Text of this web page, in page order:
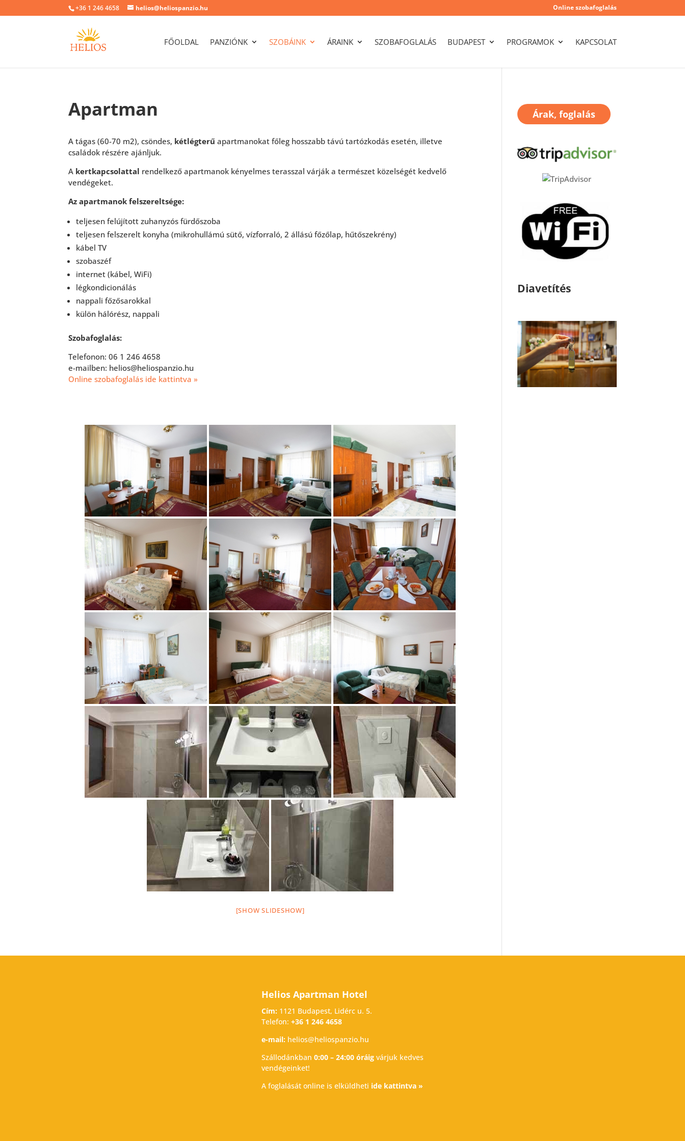
+36 1 246 4658 helios@heliospanzio.hu Online szobafoglalás
FŐOLDAL PANZIÓNK SZOBÁINK ÁRAINK SZOBAFOGLALÁS BUDAPEST PROGRAMOK KAPCSOLAT
Apartman
A tágas (60-70 m2), csöndes, kétlégterű apartmanokat főleg hosszabb távú tartózkodás esetén, illetve
családok részére ajánljuk.
A kertkapcsolattal rendelkező apartmanok kényelmes terasszal várják a természet közelségét kedvelő
vendégeket.
Az apartmanok felszereltsége:
teljesen felújított zuhanyzós fürdőszoba
teljesen felszerelt konyha (mikrohullámú sütő, vízforraló, 2 állású főzőlap, hűtőszekrény)
kábel TV
szobaszéf
internet (kábel, WiFi)
légkondicionálás
nappali főzősarokkal
külön hálórész, nappali
Szobafoglalás:
Telefonon: 06 1 246 4658
e-mailben: helios@heliospanzio.hu
Online szobafoglalás ide kattintva »
[SHOW SLIDESHOW]
Árak, foglalás
Diavetítés
Helios Apartman Hotel
Cím:1121 Budapest, Lidérc u. 5.
Telefon: +36 1 246 4658
e-mail:helios@heliospanzio.hu
Szállodánkban 0:00 – 24:00 óráigvárjuk kedves
vendégeinket!
A foglalását online is elküldheti ide kattintva »